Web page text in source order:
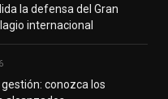
la defensa del Gran
internacional
conozca los